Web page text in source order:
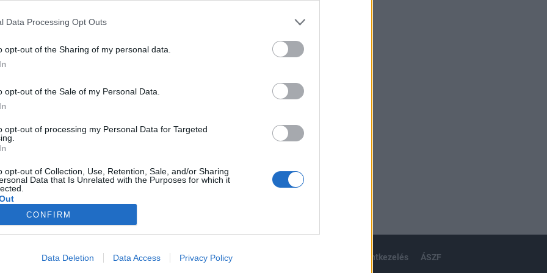
Data Processing Opt Outs
opt-out of the Sharing of my personal data.
opt-out of the Sale of my Personal Data.
opt-out of processing my Personal Data for Targeted
opt-out of Collection, Use, Retention, Sale, and/or Sharing
Data that Is Unrelated with the Purposes for which it
CONFIRM
Data Deletion Data Access Privacy Policy
portfolio.hu hírarchívumához tartozik, melynek olvasása előfizetéses
tartalmazza:
cikkarchívum
elmúlt 2 év napon belüli
Előfizetés
VAGY? BEJELENTKEZÉS
süti beállítások adatvédelem szerzői jogok kommentkezelés ÁSZF